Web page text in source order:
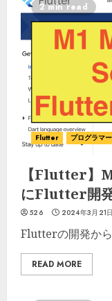
2 min read
Flutter プログラマ
【Flutter】
にFlutter開
526 2024年3月21日
Flutterの開発か
READ MORE